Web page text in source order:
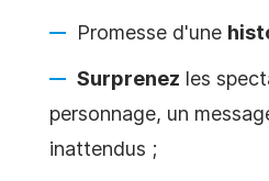
Promesse d'une
Surprenez les
personnage, un
inattendus ;